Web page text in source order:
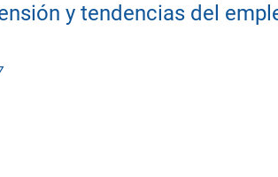
y tendencias del